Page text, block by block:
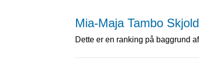
Mia-Maja Tambo
Dette er en ranking på baggrund